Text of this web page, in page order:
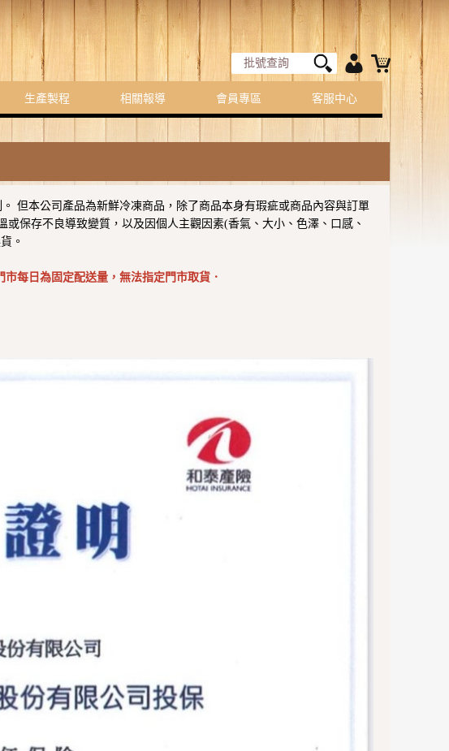
生產製程 相關報導 會員專區 客服中心
但本公司產品為新鮮冷凍商品，除了商品本身有瑕疵或商品內容與訂單
保存不良導致變質，以及因個人主觀因素(香氣、大小、色澤、口感、
。
每日為固定配送量，無法指定門市取貨．